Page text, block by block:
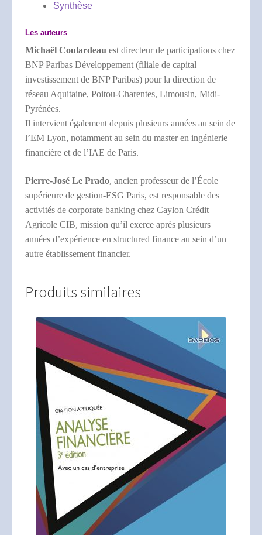
Synthèse
Les auteurs
Michaël Coulardeau est directeur de participations chez
BNP Paribas Développement (filiale de capital
investissement de BNP Paribas) pour la direction de
réseau Aquitaine, Poitou-Charentes, Limousin, Midi-
Pyrénées.
Il intervient également depuis plusieurs années au sein de
l’EM Lyon, notamment au sein du master en ingénierie
financière et de l’IAE de Paris.
Pierre-José Le Prado, ancien professeur de l’École
supérieure de gestion-ESG Paris, est responsable des
activités de corporate banking chez Caylon Crédit
Agricole CIB, mission qu’il exerce après plusieurs
années d’expérience en structured finance au sein d’un
autre établissement financier.
Produits similaires